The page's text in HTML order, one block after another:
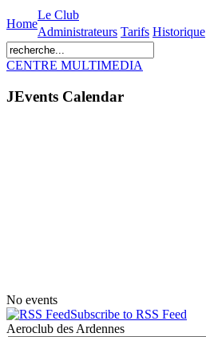
Home
Le Club
Administrateurs Tarifs Historique
CENTRE MULTIMEDIA
JEvents Calendar
No events
Subscribe to RSS Feed
Aeroclub des Ardennes